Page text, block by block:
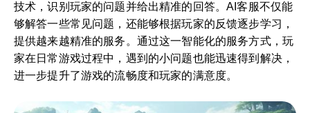
技术，识别玩家的问题并给出精准的回答。AI客服不仅能
够解答一些常见问题，还能够根据玩家的反馈逐步学习，
提供越来越精准的服务。通过这一智能化的服务方式，玩
家在日常游戏过程中，遇到的小问题也能迅速得到解决，
进一步提升了游戏的流畅度和玩家的满意度。